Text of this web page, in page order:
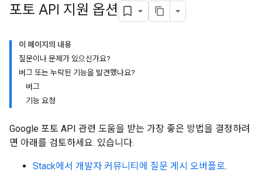
포토 API 지원 옵션
이 페이지의 내용
질문이나 문제가 있으신가요?
버그 또는 누락된 기능을 발견했나요?
버그
기능 요청
Google 포토 API 관련 도움을 받는 가장 좋은 방법을 결정하려
면 아래를 검토하세요. 있습니다.
Stack에서 개발자 커뮤니티에 질문 게시 오버플로.